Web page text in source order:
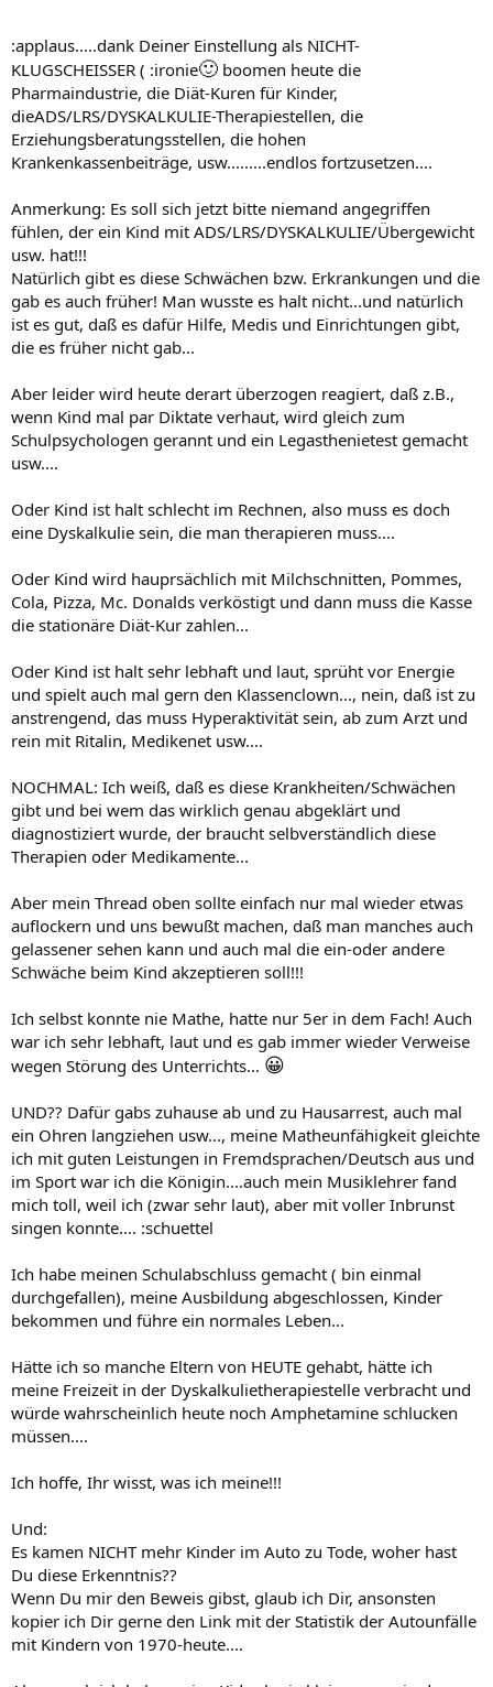
Kindern fahren, ich ziehe es vor, mein Kind in einen Kindersitz zu
stecken, auch wenns uncool ist.
:applaus.....dank Deiner Einstellung als NICHT-
KLUGSCHEISSER ( :ironie🙂 boomen heute die
Pharmaindustrie, die Diät-Kuren für Kinder,
dieADS/LRS/DYSKALKULIE-Therapiestellen, die
Erziehungsberatungsstellen, die hohen
Krankenkassenbeiträge, usw.........endlos fortzusetzen....
Anmerkung: Es soll sich jetzt bitte niemand angegriffen
fühlen, der ein Kind mit ADS/LRS/DYSKALKULIE/Übergewicht
usw. hat!!!
Natürlich gibt es diese Schwächen bzw. Erkrankungen und die
gab es auch früher! Man wusste es halt nicht...und natürlich
ist es gut, daß es dafür Hilfe, Medis und Einrichtungen gibt,
die es früher nicht gab...
Aber leider wird heute derart überzogen reagiert, daß z.B.,
wenn Kind mal par Diktate verhaut, wird gleich zum
Schulpsychologen gerannt und ein Legasthenietest gemacht
usw....
Oder Kind ist halt schlecht im Rechnen, also muss es doch
eine Dyskalkulie sein, die man therapieren muss....
Oder Kind wird hauprsächlich mit Milchschnitten, Pommes,
Cola, Pizza, Mc. Donalds verköstigt und dann muss die Kasse
die stationäre Diät-Kur zahlen...
Oder Kind ist halt sehr lebhaft und laut, sprüht vor Energie
und spielt auch mal gern den Klassenclown..., nein, daß ist zu
anstrengend, das muss Hyperaktivität sein, ab zum Arzt und
rein mit Ritalin, Medikenet usw....
NOCHMAL: Ich weiß, daß es diese Krankheiten/Schwächen
gibt und bei wem das wirklich genau abgeklärt und
diagnostiziert wurde, der braucht selbverständlich diese
Therapien oder Medikamente...
Aber mein Thread oben sollte einfach nur mal wieder etwas
auflockern und uns bewußt machen, daß man manches auch
gelassener sehen kann und auch mal die ein-oder andere
Schwäche beim Kind akzeptieren soll!!!
Ich selbst konnte nie Mathe, hatte nur 5er in dem Fach! Auch
war ich sehr lebhaft, laut und es gab immer wieder Verweise
wegen Störung des Unterrichts... 😀
UND?? Dafür gabs zuhause ab und zu Hausarrest, auch mal
ein Ohren langziehen usw..., meine Matheunfähigkeit gleichte
ich mit guten Leistungen in Fremdsprachen/Deutsch aus und
im Sport war ich die Königin....auch mein Musiklehrer fand
mich toll, weil ich (zwar sehr laut), aber mit voller Inbrunst
singen konnte.... :schuettel
Ich habe meinen Schulabschluss gemacht ( bin einmal
durchgefallen), meine Ausbildung abgeschlossen, Kinder
bekommen und führe ein normales Leben...
Hätte ich so manche Eltern von HEUTE gehabt, hätte ich
meine Freizeit in der Dyskalkulietherapiestelle verbracht und
würde wahrscheinlich heute noch Amphetamine schlucken
müssen....
Ich hoffe, Ihr wisst, was ich meine!!!
Und:
Es kamen NICHT mehr Kinder im Auto zu Tode, woher hast
Du diese Erkenntnis??
Wenn Du mir den Beweis gibst, glaub ich Dir, ansonsten
kopier ich Dir gerne den Link mit der Statistik der Autounfälle
mit Kindern von 1970-heute....